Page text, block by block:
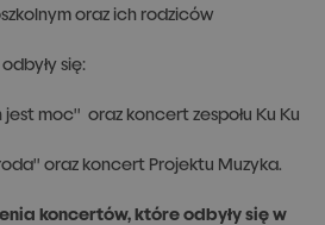
oraz ich rodziców
się:
moc'' oraz koncert zespołu Ku Ku
oraz koncert Projektu Muzyka.
koncertów, które odbyły się w